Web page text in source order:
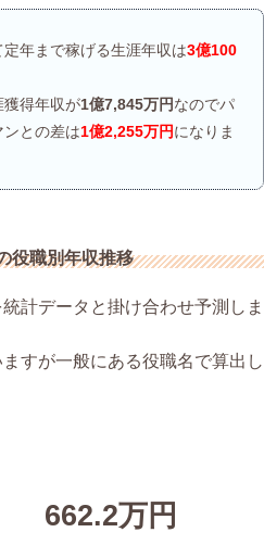
年まで稼げる生涯年収は3億100
獲得年収が1億7,845万円なのでパ
との差は1億2,255万円になりま
役職別年収推移
計データと掛け合わせ予測しま
すが一般にある役職名で算出し
662.2万円